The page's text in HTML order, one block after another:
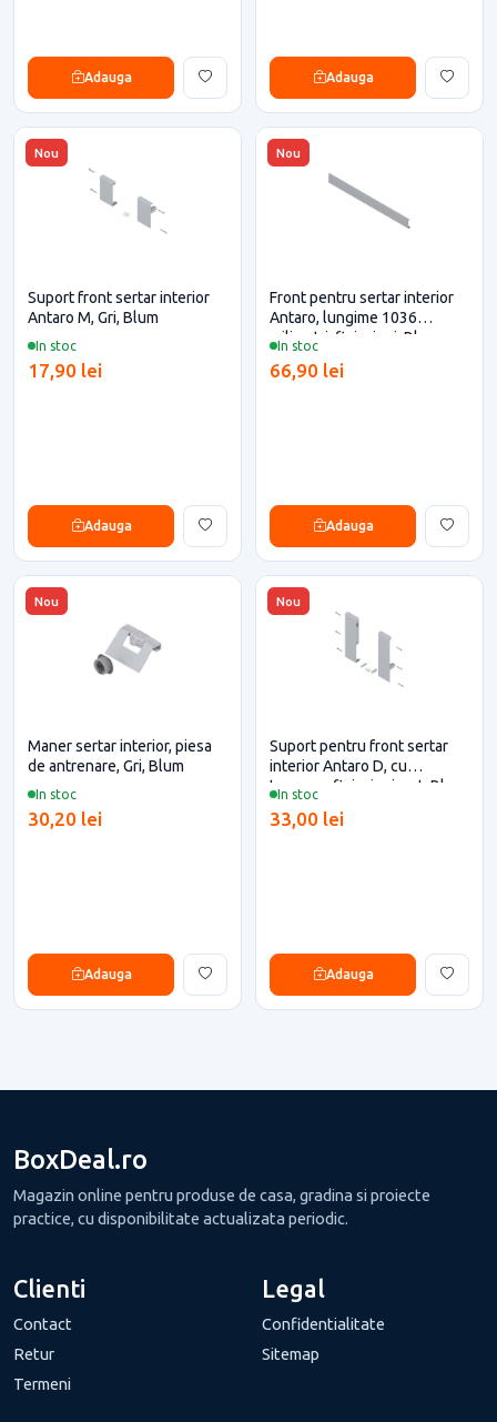
Adauga Adauga
Nou
In stoc
Suport front sertar interior
Antaro M, Gri, Blum
17,90 lei
Adauga
Nou
In stoc
Front pentru sertar interior
Antaro, lungime 1036
milimetri, finisaj gri, Blum
66,90 lei
Adauga
Nou
In stoc
Maner sertar interior, piesa
de antrenare, Gri, Blum
30,20 lei
Adauga
Nou
In stoc
Suport pentru front sertar
interior Antaro D, cu
traversa, finisaj gri, set, Blum
33,00 lei
Adauga
BoxDeal.ro
Magazin online pentru produse de casa, gradina si proiecte
practice, cu disponibilitate actualizata periodic.
Clienti
Contact
Retur
Termeni
Legal
Confidentialitate
Sitemap